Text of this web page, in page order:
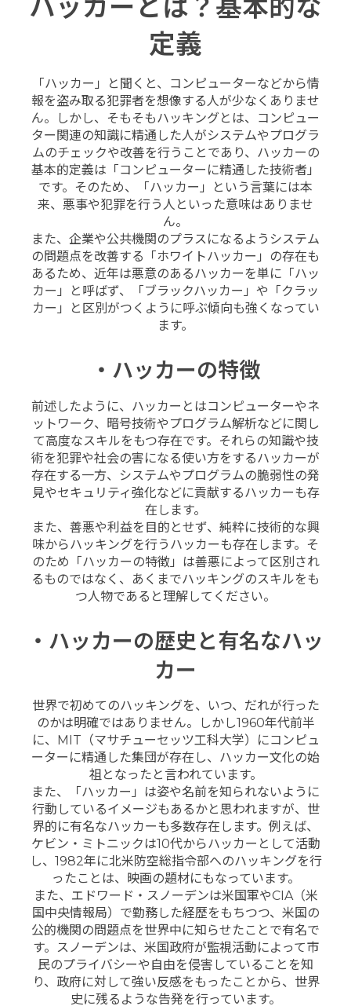
ハッカーとは？基本的な
定義
「ハッカー」と聞くと、コンピューターなどから情
報を盗み取る犯罪者を想像する人が少なくありませ
ん。しかし、そもそもハッキングとは、コンピュー
ター関連の知識に精通した人がシステムやプログラ
ムのチェックや改善を行うことであり、ハッカーの
基本的定義は「コンピューターに精通した技術者」
です。そのため、「ハッカー」という言葉には本
来、悪事や犯罪を行う人といった意味はありませ
ん。
また、企業や公共機関のプラスになるようシステム
の問題点を改善する「ホワイトハッカー」の存在も
あるため、近年は悪意のあるハッカーを単に「ハッ
カー」と呼ばず、「ブラックハッカー」や「クラッ
カー」と区別がつくように呼ぶ傾向も強くなってい
ます。
・ハッカーの特徴
前述したように、ハッカーとはコンピューターやネ
ットワーク、暗号技術やプログラム解析などに関し
て高度なスキルをもつ存在です。それらの知識や技
術を犯罪や社会の害になる使い方をするハッカーが
存在する一方、システムやプログラムの脆弱性の発
見やセキュリティ強化などに貢献するハッカーも存
在します。
また、善悪や利益を目的とせず、純粋に技術的な興
味からハッキングを行うハッカーも存在します。そ
のため「ハッカーの特徴」は善悪によって区別され
るものではなく、あくまでハッキングのスキルをも
つ人物であると理解してください。
・ハッカーの歴史と有名なハッ
カー
世界で初めてのハッキングを、いつ、だれが行った
のかは明確ではありません。しかし1960年代前半
に、MIT（マサチューセッツ工科大学）にコンピュ
ーターに精通した集団が存在し、ハッカー文化の始
祖となったと言われています。
また、「ハッカー」は姿や名前を知られないように
行動しているイメージもあるかと思われますが、世
界的に有名なハッカーも多数存在します。例えば、
ケビン・ミトニックは10代からハッカーとして活動
し、1982年に北米防空総指令部へのハッキングを行
ったことは、映画の題材にもなっています。
また、エドワード・スノーデンは米国軍やCIA（米
国中央情報局）で勤務した経歴をもちつつ、米国の
公的機関の問題点を世界中に知らせたことで有名で
す。スノーデンは、米国政府が監視活動によって市
民のプライバシーや自由を侵害していることを知
り、政府に対して強い反感をもったことから、世界
史に残るような告発を行っています。